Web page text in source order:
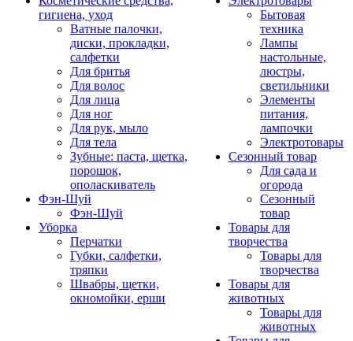
гигиена, уход
Ватные палочки,
диски, прокладки,
салфетки
Для бритья
Для волос
Для лица
Для ног
Для рук, мыло
Для тела
Зубные: паста, щетка,
порошок,
ополаскиватель
Фэн-Шуй
Фэн-Шуй
Уборка
Перчатки
Губки, салфетки,
тряпки
Швабры, щетки,
окномойки, ерши
Бытовая
техника
Лампы
настольные,
люстры,
светильники
Элементы
питания,
лампочки
Электротовары
Сезонный товар
Для сада и
огорода
Сезонный
товар
Товары для
творчества
Товары для
творчества
Товары для
животных
Товары для
животных